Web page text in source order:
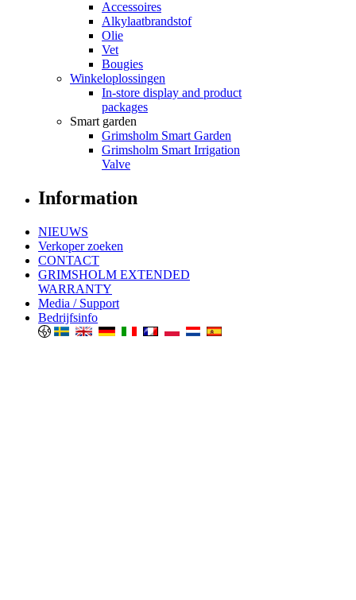
Accessoires
Alkylaatbrandstof
Olie
Vet
Bougies
Winkeloplossingen
In-store display and product
packages
Smart garden
Grimsholm Smart Garden
Grimsholm Smart Irrigation
Valve
Information
NIEUWS
Verkoper zoeken
CONTACT
GRIMSHOLM EXTENDED
WARRANTY
Media / Support
Bedrijfsinfo